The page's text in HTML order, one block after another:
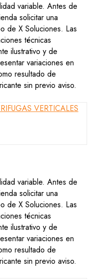
variable. Antes de
solicitar una
de X Soluciones. Las
técnicas
ilustrativo y de
variaciones en
resultado de
sin previo aviso.
variable. Antes de
solicitar una
de X Soluciones. Las
técnicas
ilustrativo y de
variaciones en
resultado de
sin previo aviso.